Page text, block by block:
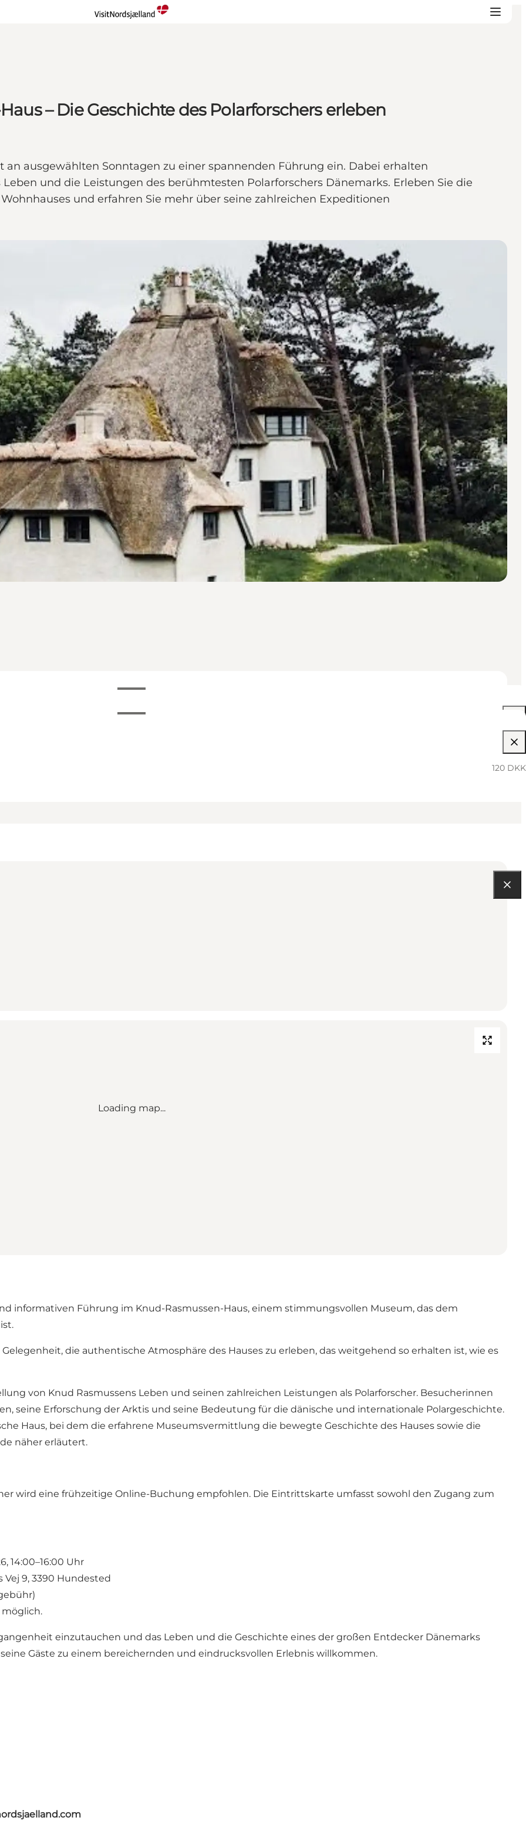
– Die Geschichte des Polarforschers erleben
an ausgewählten Sonntagen zu einer spannenden Führung ein. Dabei erhalten
und die Leistungen des berühmtesten Polarforschers Dänemarks. Erleben Sie die
und erfahren Sie mehr über seine zahlreichen Expeditionen
02:00 PM–04:00 PM
120 DKK
Loading map...
informativen Führung im Knud-Rasmussen-Haus, einem stimmungsvollen Museum, das dem
die authentische Atmosphäre des Hauses zu erleben, das weitgehend so erhalten ist, wie es
von Knud Rasmussens Leben und seinen zahlreichen Leistungen als Polarforscher. Besucherinnen
seine Erforschung der Arktis und seine Bedeutung für die dänische und internationale Polargeschichte.
Haus, bei dem die erfahrene Museumsvermittlung die bewegte Geschichte des Hauses sowie die
näher erläutert.
wird eine frühzeitige Online-Buchung empfohlen. Die Eintrittskarte umfasst sowohl den Zugang zum
14:00–16:00 Uhr
Vej 9, 3390 Hundested
möglich.
einzutauchen und das Leben und die Geschichte eines der großen Entdecker Dänemarks
Gäste zu einem bereichernden und eindrucksvollen Erlebnis willkommen.